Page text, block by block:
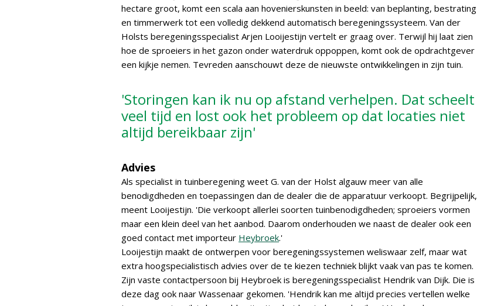
hectare groot, komt een scala aan hovenierskunsten in beeld: van beplanting, bestrating
en timmerwerk tot een volledig dekkend automatisch beregeningssysteem. Van der
Holsts beregeningsspecialist Arjen Looijestijn vertelt er graag over. Terwijl hij laat zien
hoe de sproeiers in het gazon onder waterdruk oppoppen, komt ook de opdrachtgever
een kijkje nemen. Tevreden aanschouwt deze de nieuwste ontwikkelingen in zijn tuin.
'Storingen kan ik nu op afstand verhelpen. Dat scheelt
veel tijd en lost ook het probleem op dat locaties niet
altijd bereikbaar zijn'
Advies
Als specialist in tuinberegening weet G. van der Holst algauw meer van alle
benodigdheden en toepassingen dan de dealer die de apparatuur verkoopt. Begrijpelijk,
meent Looijestijn. 'Die verkoopt allerlei soorten tuinbenodigdheden; sproeiers vormen
maar een klein deel van het aanbod. Daarom onderhouden we naast de dealer ook een
goed contact met importeur Heybroek.'
Looijestijn maakt de ontwerpen voor beregeningssystemen weliswaar zelf, maar wat
extra hoogspecialistisch advies over de te kiezen techniek blijkt vaak van pas te komen.
Zijn vaste contactpersoon bij Heybroek is beregeningsspecialist Hendrik van Dijk. Die is
deze dag ook naar Wassenaar gekomen. 'Hendrik kan me altijd precies vertellen welke